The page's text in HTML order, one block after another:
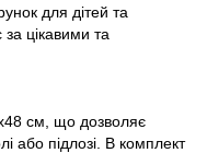
для дітей та
цікавими та
см, що дозволяє
або підлозі. В комплект